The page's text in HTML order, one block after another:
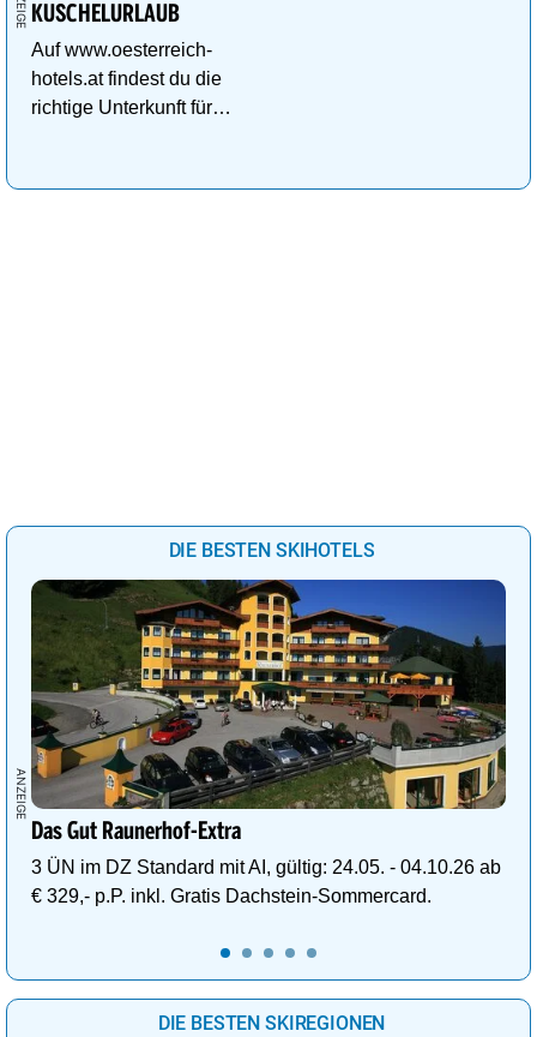
KUSCHELURLAUB
Auf www.oesterreich-
hotels.at findest du die
richtige Unterkunft für
DIE BESTEN SKIHOTELS
Das Gut Raunerhof-Extra
3 ÜN im DZ Standard mit AI, gültig: 24.05. - 04.10.26 ab
€ 329,- p.P. inkl. Gratis Dachstein-Sommercard.
DIE BESTEN SKIREGIONEN